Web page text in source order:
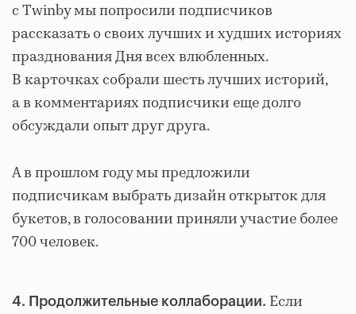
с Twinby мы попросили подписчиков
рассказать о своих лучших и худших историях
празднования Дня всех влюбленных.
В карточках собрали шесть лучших историй,
а в комментариях подписчики еще долго
обсуждали опыт друг друга.
А в прошлом году мы предложили
подписчикам выбрать дизайн открыток для
букетов, в голосовании приняли участие более
700 человек.
4. Продолжительные коллаборации. Если